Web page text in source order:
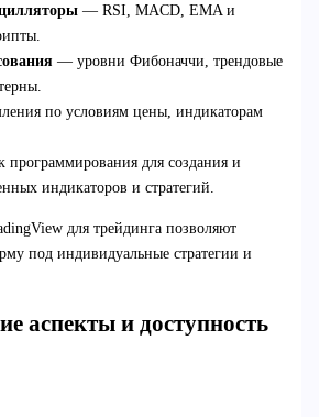
— RSI, MACD, EMA и
— уровни Фибоначчи, трендовые
по условиям цены, индикаторам
для создания и
индикаторов и стратегий.
для трейдинга позволяют
под индивидуальные стратегии и
аспекты и доступность